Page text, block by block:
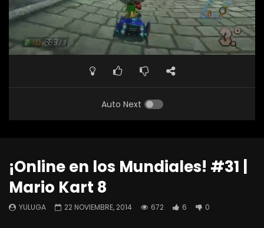
Auto Next
¡Online en los Mundiales! #31 |
Mario Kart 8
YULUGA 22 NOVIEMBRE, 2014 672 6 0